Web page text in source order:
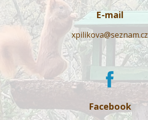
E-mail
xpilikova@seznam.cz
Facebook